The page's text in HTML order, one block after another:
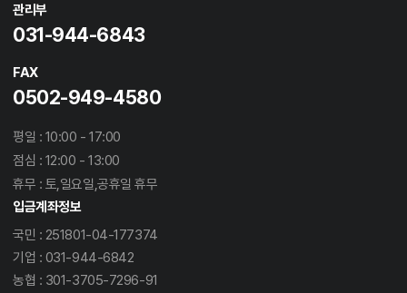
관리부
031-944-6843
FAX
0502-949-4580
평일 : 10:00 - 17:00
점심 : 12:00 - 13:00
휴무 : 토,일요일,공휴일 휴무
입금계좌정보
국민 : 251801-04-177374
기업 : 031-944-6842
농협 : 301-3705-7296-91